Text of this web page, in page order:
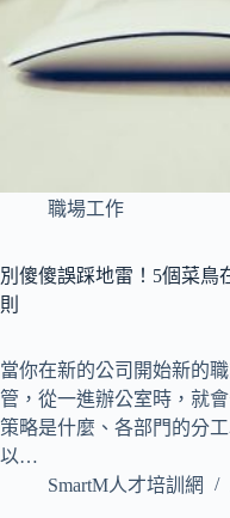
職場工作
別傻傻誤踩地雷！5個菜鳥
則
當你在新的公司開始新的
管，從一進辦公室時，就
策略是什麼、各部門的分
以…
SmartM人才培訓網